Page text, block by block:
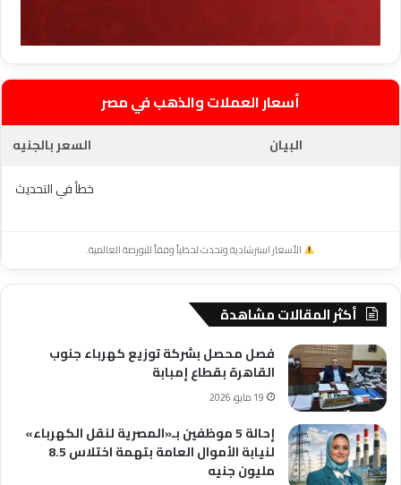
أسعار العملات والذهب في مصر
البيان
السعر بالجنيه
خطأ في التحديث
الأسعار استرشادية وتحدث لحظياً وفقاً للبورصة العالمية.
أكثر المقالات مشاهدة
فصل محصل بشركة توزيع كهرباء جنوب
القاهرة بقطاع إمبابة
19 مايو، 2026
إحالة 5 موظفين بـ«المصرية لنقل الكهرباء»
لنيابة الأموال العامة بتهمة اختلاس 8.5
مليون جنيه